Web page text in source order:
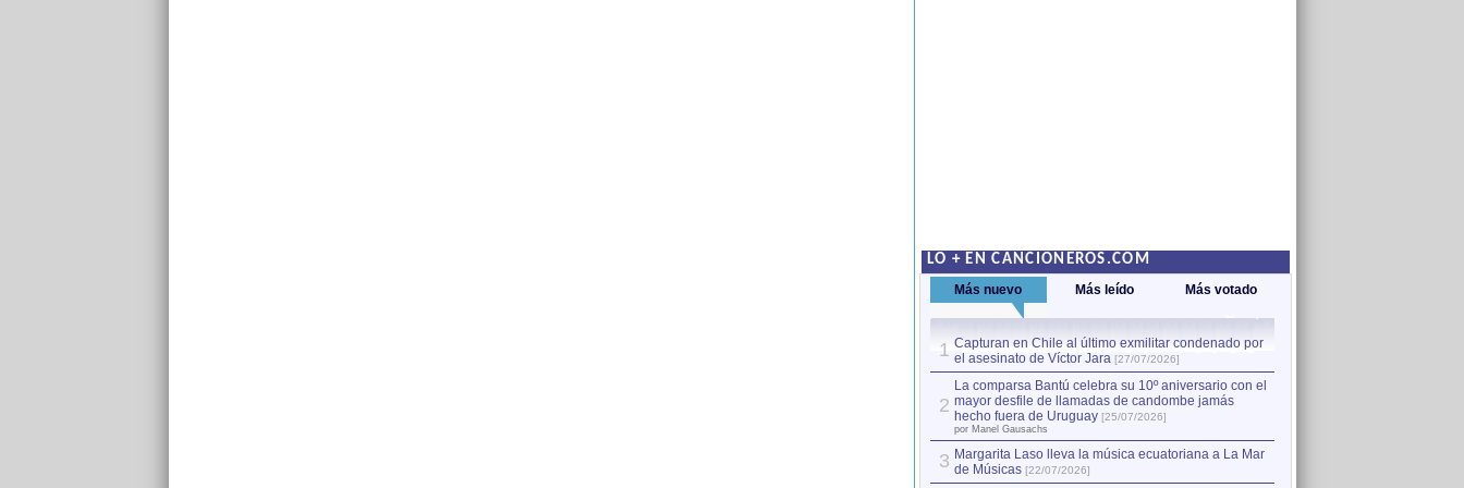
LO + EN CANCIONEROS.COM
Más nuevo Más leído Más votado
1 Capturan en Chile al último exmilitar condenado por
el asesinato de Víctor Jara [27/07/2026]
2
La comparsa Bantú celebra su 10º aniversario con el
mayor desfile de llamadas de candombe jamás
hecho fuera de Uruguay [25/07/2026]
por Manel Gausachs
3 Margarita Laso lleva la música ecuatoriana a La Mar
de Músicas [22/07/2026]